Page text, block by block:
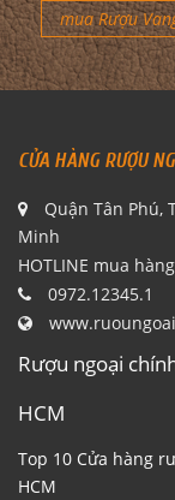
mua Rượu
CỬA HÀNG RƯỢU
Quận Tân Phú,
Minh
HOTLINE mua hàng
0972.12345.1
Rượu ngoại
HCM
Top 10 Cửa hàng
HCM